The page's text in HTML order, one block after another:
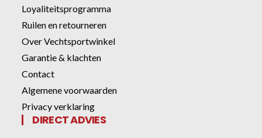
Loyaliteitsprogramma
Ruilen en retourneren
Over Vechtsportwinkel
Garantie & klachten
Contact
Algemene voorwaarden
Privacy verklaring
DIRECT ADVIES